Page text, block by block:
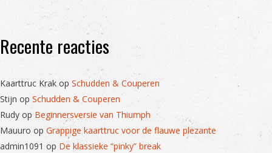
Recente reacties
Kaarttruc Krak op Schudden & Couperen
Stijn op Schudden & Couperen
Rudy op Beginnersversie van Thiumph
Mauuro op Grappige kaarttruc voor de flauwe plezante
admin1091 op De klassieke “pinky” break